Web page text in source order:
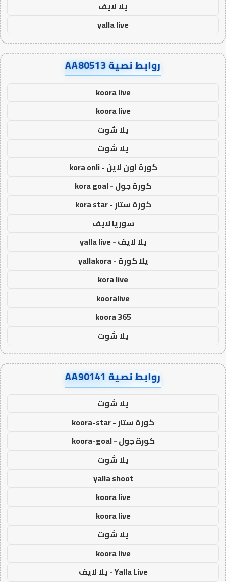
يلا لايف
yalla live
روابط نصية AA80513
koora live
koora live
يلا شوت
يلا شوت
كورة اون لاين - kora onli
كورة جول - kora goal
كورة ستار - kora star
سوريا لايف
يلا لايف - yalla live
يلا كورة - yallakora
kora live
kooralive
koora 365
يلا شوت
روابط نصية AA90141
يلا شوت
كورة ستار - koora-star
كورة جول - koora-goal
يلا شوت
yalla shoot
koora live
koora live
يلا شوت
koora live
Yalla Live - يلا لايف